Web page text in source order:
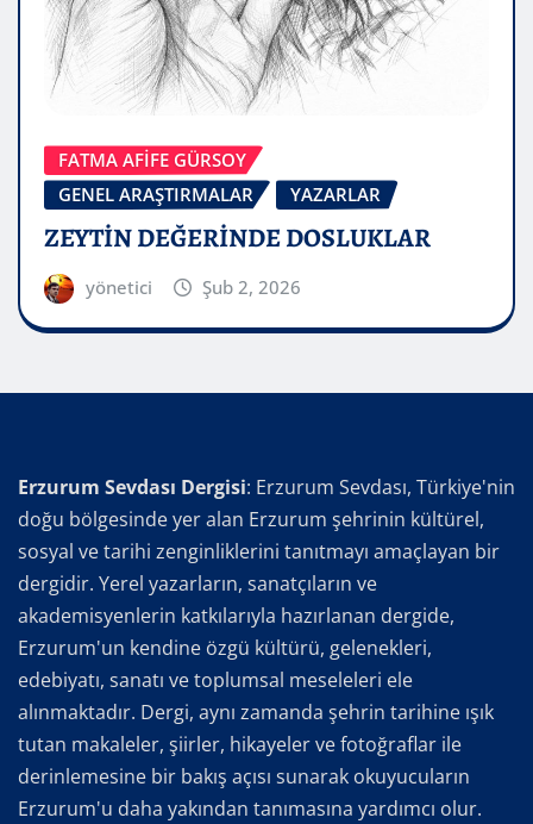
FATMA AFİFE GÜRSOY
GENEL ARAŞTIRMALAR
YAZARLAR
ZEYTİN DEĞERİNDE DOSLUKLAR
yönetici Şub 2, 2026
Erzurum Sevdası Dergisi: Erzurum Sevdası, Türkiye'nin
doğu bölgesinde yer alan Erzurum şehrinin kültürel,
sosyal ve tarihi zenginliklerini tanıtmayı amaçlayan bir
dergidir. Yerel yazarların, sanatçıların ve
akademisyenlerin katkılarıyla hazırlanan dergide,
Erzurum'un kendine özgü kültürü, gelenekleri,
edebiyatı, sanatı ve toplumsal meseleleri ele
alınmaktadır. Dergi, aynı zamanda şehrin tarihine ışık
tutan makaleler, şiirler, hikayeler ve fotoğraflar ile
derinlemesine bir bakış açısı sunarak okuyucuların
Erzurum'u daha yakından tanımasına yardımcı olur.